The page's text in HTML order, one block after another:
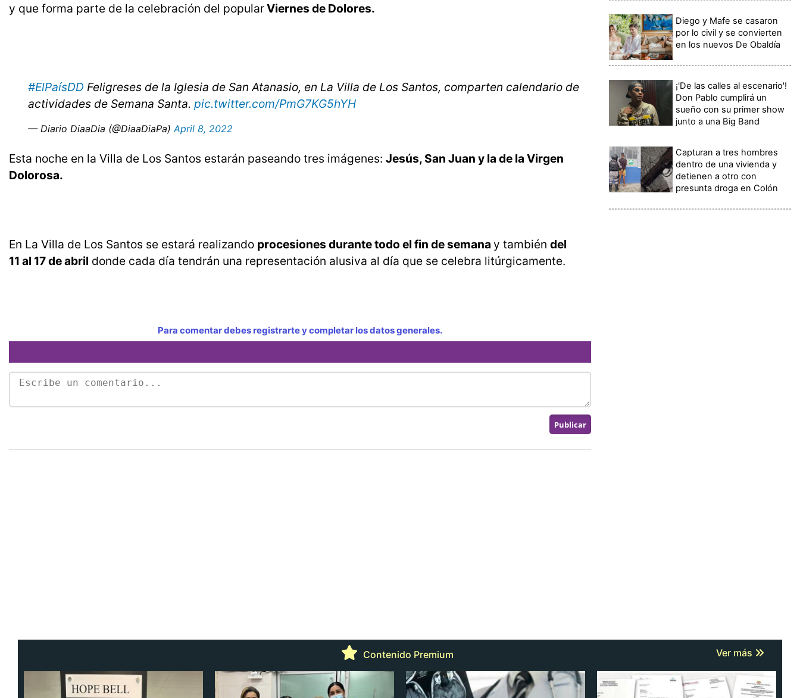
y que forma parte de la celebración del popularViernes de Dolores.
#ElPaísDD Feligreses de la Iglesia de San Atanasio, en La Villa de Los Santos, comparten calendario de
actividades de Semana Santa. pic.twitter.com/PmG7KG5hYH
— Diario DiaaDia (@DiaaDiaPa)April 8, 2022
Esta noche en la Villa de Los Santos estarán paseando tres imágenes: Jesús, San Juan y la de la Virgen
Dolorosa.
En La Villa de Los Santos se estará realizando procesiones durante todo el fin de semana y también del
11 al 17 de abril donde cada día tendrán una representación alusiva al día que se celebra litúrgicamente.
Para comentar debes registrarte y completar los datos generales.
Diego y Mafe se casaron
por lo civil y se convierten
en los nuevos De Obaldía
¡'De las calles al escenario'!
Don Pablo cumplirá un
sueño con su primer show
junto a una Big Band
Capturan a tres hombres
dentro de una vivienda y
detienen a otro con
presunta droga en Colón
Contenido Premium Ver más